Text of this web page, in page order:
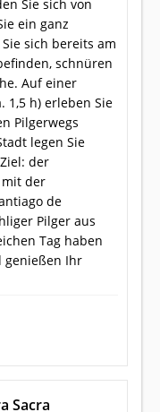
Sie sich von
ein ganz
sich bereits am
schnüren
Auf einer
1,5 h) erleben Sie
Pilgerwegs
legen Sie
der
mit der
de
Pilger aus
Tag haben
genießen Ihr
Sacra